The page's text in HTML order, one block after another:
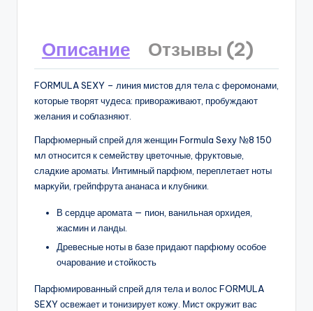
Описание Отзывы (2)
FORMULA SEXY – линия мистов для тела с феромонами,
которые творят чудеса: привораживают, пробуждают
желания и соблазняют.
Парфюмерный спрей для женщин Formula Sexy №8 150
мл относится к семейству цветочные, фруктовые,
сладкие ароматы. Интимный парфюм, переплетает ноты
маркуйи, грейпфрута ананаса и клубники.
В сердце аромата — пион, ванильная орхидея,
жасмин и ланды.
Древесные ноты в базе придают парфюму особое
очарование и стойкость
Парфюмированный спрей для тела и волос FORMULA
SEXY освежает и тонизирует кожу. Мист окружит вас